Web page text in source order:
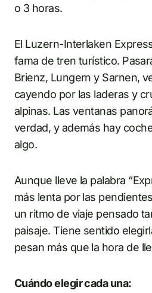
o 3 horas.
El Luzern-Interlaken
fama de tren turístico.
Brienz, Lungern y Sarnen,
cayendo por las laderas y
alpinas. Las ventanas
verdad, y además hay
algo.
Aunque lleve la palabra
más lenta por las
un ritmo de viaje pensado
paisaje. Tiene sentido
pesan más que la hora de
Cuándo elegir cada una: